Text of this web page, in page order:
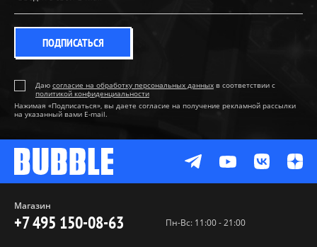
ПОДПИСАТЬСЯ
Даю согласие на обработку персональных данных в соответствии с
политикой конфиденциальности
Нажимая «Подписаться», вы даете согласие на получение рекламной рассылки
на указанный вами E-mail.
Магазин
+7 495 150-08-63 Пн-Вс: 11:00 - 21:00